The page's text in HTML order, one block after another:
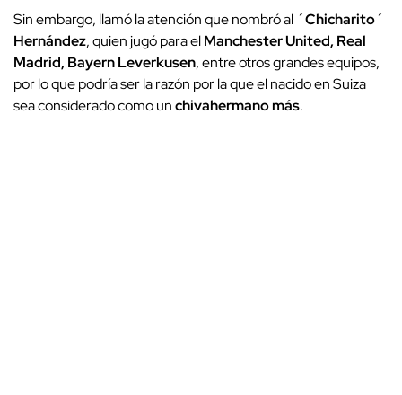
Sin embargo, llamó la atención que nombró al ´Chicharito´
Hernández, quien jugó para elManchester United, Real
Madrid, Bayern Leverkusen, entre otros grandes equipos,
por lo que podría ser la razón por la que el nacido en Suiza
sea considerado como unchivahermano más.